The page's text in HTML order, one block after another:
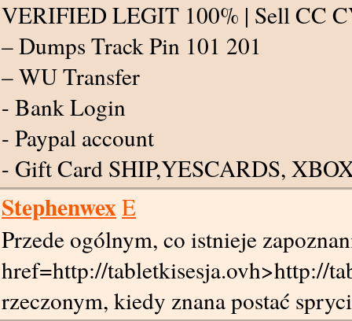
VERIFIED LEGIT 100% | Sell CC
– Dumps Track Pin 101 201
– WU Transfer
- Bank Login
- Paypal account
- Gift Card SHIP,YESCARDS,
StephenwexE
Przede ogólnym, co istnieje
href=http://tabletkisesja.ovh>http://
rzeczonym, kiedy znana postać